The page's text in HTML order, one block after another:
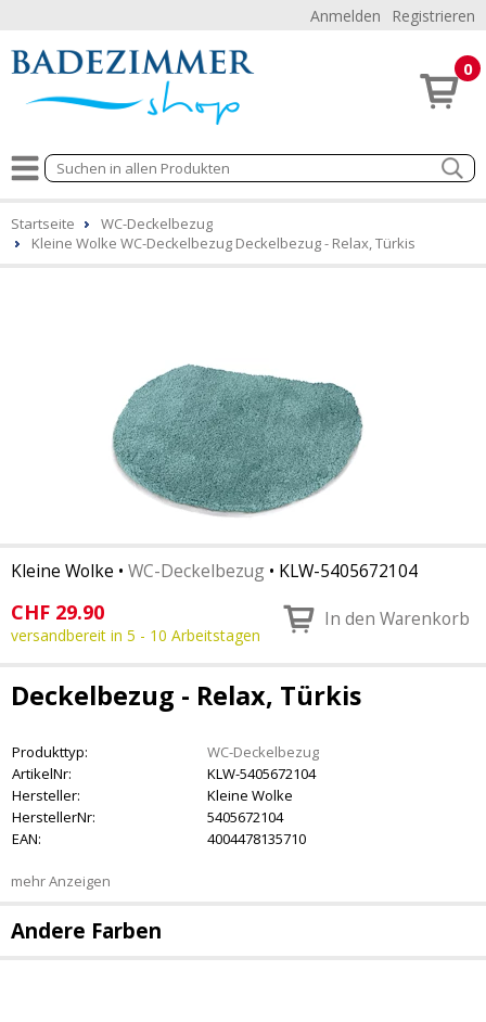
Anmelden Registrieren
0
Startseite
WC-Deckelbezug
Kleine Wolke WC-Deckelbezug Deckelbezug - Relax, Türkis
Kleine Wolke • WC-Deckelbezug • KLW-5405672104
CHF 29.90
versandbereit in 5 - 10 Arbeitstagen
In den Warenkorb
Deckelbezug - Relax, Türkis
Produkttyp:
WC-Deckelbezug
ArtikelNr:
KLW-5405672104
Hersteller:
Kleine Wolke
HerstellerNr:
5405672104
EAN:
4004478135710
mehr Anzeigen
Andere Farben